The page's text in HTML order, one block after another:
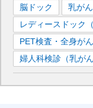
■北九州モノレール
小倉駅 平和通駅
脳ドック 乳が
レディースドック
PET検査・全身が
婦人科検診（乳が